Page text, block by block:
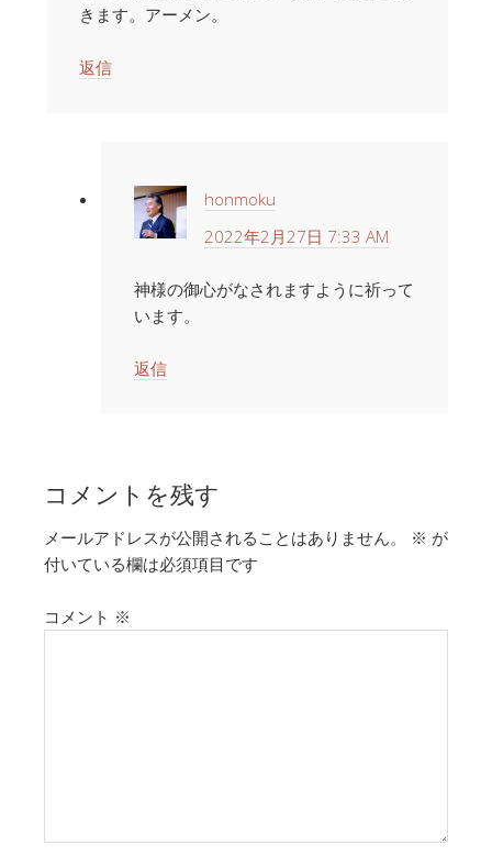
きます。アーメン。
返信
honmoku
2022年2月27日 7:33 AM
神様の御心がなされますように祈って
います。
返信
コメントを残す
メールアドレスが公開されることはありません。 ※ が
付いている欄は必須項目です
コメント ※